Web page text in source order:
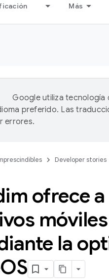
Más
Google utiliza tecnología
preferido. Las
errores.
Developer stories
ofrece a
la
OS